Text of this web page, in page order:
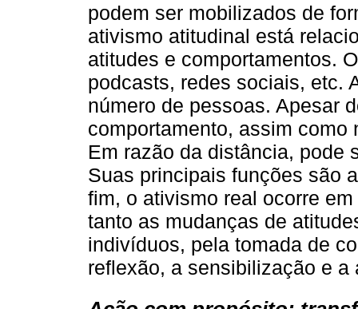
podem ser mobilizados de
ativismo atitudinal está
atitudes e comportamentos.
podcasts, redes sociais, etc.
número de pessoas. Apesar
comportamento, assim como
Em razão da distância, pode
Suas principais funções são
fim, o ativismo real ocorre
tanto as mudanças de
indivíduos, pela tomada de
reflexão, a sensibilização e a